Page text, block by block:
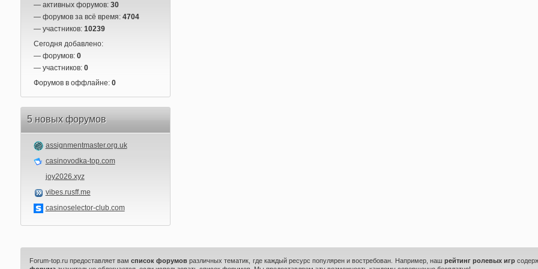
— активных форумов: 30
— форумов за всё время: 4704
— участников: 10239
Сегодня добавлено:
— форумов: 0
— участников: 0
Форумов в оффлайне: 0
5 новых форумов
assignmentmaster.org.uk
casinovodka-top.com
joy2026.xyz
vibes.rusff.me
casinoselector-club.com
Forum-top.ru предоставляет вамсписок форумов различных тематик, где каждый ресурс популярен и востребован. Например, наш рейтинг ролевых игр